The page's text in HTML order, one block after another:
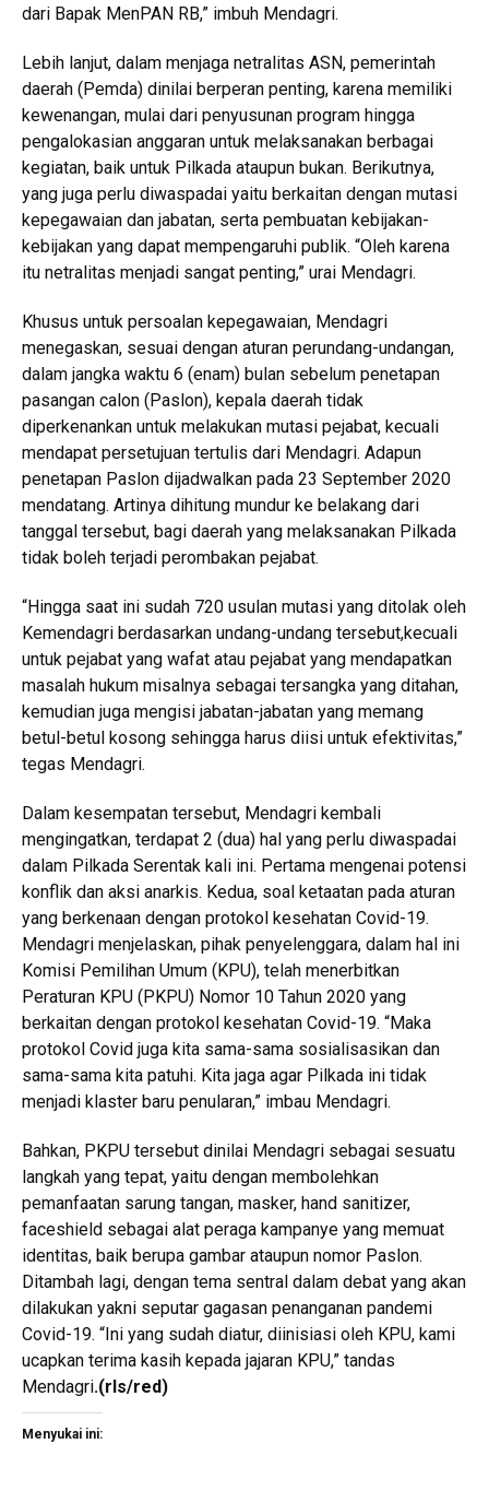
dari Bapak MenPAN RB,” imbuh Mendagri.
Lebih lanjut, dalam menjaga netralitas ASN, pemerintah
daerah (Pemda) dinilai berperan penting, karena memiliki
kewenangan, mulai dari penyusunan program hingga
pengalokasian anggaran untuk melaksanakan berbagai
kegiatan, baik untuk Pilkada ataupun bukan. Berikutnya,
yang juga perlu diwaspadai yaitu berkaitan dengan mutasi
kepegawaian dan jabatan, serta pembuatan kebijakan-
kebijakan yang dapat mempengaruhi publik. “Oleh karena
itu netralitas menjadi sangat penting,” urai Mendagri.
Khusus untuk persoalan kepegawaian, Mendagri
menegaskan, sesuai dengan aturan perundang-undangan,
dalam jangka waktu 6 (enam) bulan sebelum penetapan
pasangan calon (Paslon), kepala daerah tidak
diperkenankan untuk melakukan mutasi pejabat, kecuali
mendapat persetujuan tertulis dari Mendagri. Adapun
penetapan Paslon dijadwalkan pada 23 September 2020
mendatang. Artinya dihitung mundur ke belakang dari
tanggal tersebut, bagi daerah yang melaksanakan Pilkada
tidak boleh terjadi perombakan pejabat.
“Hingga saat ini sudah 720 usulan mutasi yang ditolak oleh
Kemendagri berdasarkan undang-undang tersebut,kecuali
untuk pejabat yang wafat atau pejabat yang mendapatkan
masalah hukum misalnya sebagai tersangka yang ditahan,
kemudian juga mengisi jabatan-jabatan yang memang
betul-betul kosong sehingga harus diisi untuk efektivitas,”
tegas Mendagri.
Dalam kesempatan tersebut, Mendagri kembali
mengingatkan, terdapat 2 (dua) hal yang perlu diwaspadai
dalam Pilkada Serentak kali ini. Pertama mengenai potensi
konflik dan aksi anarkis. Kedua, soal ketaatan pada aturan
yang berkenaan dengan protokol kesehatan Covid-19.
Mendagri menjelaskan, pihak penyelenggara, dalam hal ini
Komisi Pemilihan Umum (KPU), telah menerbitkan
Peraturan KPU (PKPU) Nomor 10 Tahun 2020 yang
berkaitan dengan protokol kesehatan Covid-19. “Maka
protokol Covid juga kita sama-sama sosialisasikan dan
sama-sama kita patuhi. Kita jaga agar Pilkada ini tidak
menjadi klaster baru penularan,” imbau Mendagri.
Bahkan, PKPU tersebut dinilai Mendagri sebagai sesuatu
langkah yang tepat, yaitu dengan membolehkan
pemanfaatan sarung tangan, masker, hand sanitizer,
faceshield sebagai alat peraga kampanye yang memuat
identitas, baik berupa gambar ataupun nomor Paslon.
Ditambah lagi, dengan tema sentral dalam debat yang akan
dilakukan yakni seputar gagasan penanganan pandemi
Covid-19. “Ini yang sudah diatur, diinisiasi oleh KPU, kami
ucapkan terima kasih kepada jajaran KPU,” tandas
Mendagri.(rls/red)
Menyukai ini: